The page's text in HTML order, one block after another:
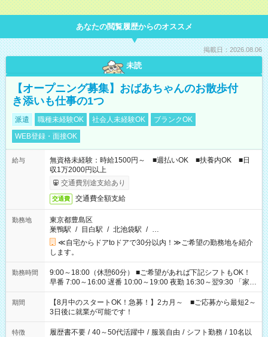
あなたの閲覧履歴からのオススメ
掲載日：2026.08.06
未読
【オープニング募集】おばあちゃんのお散歩付
き添いも仕事の1つ
派遣 職種未経験OK 社会人未経験OK
ブランクOK
WEB登録・面接OK
給与
無資格未経験：時給1500円～ ■週払いOK ■扶養内OK ■日
収1万2000円以上
交通費別途支給あり
交通費 交通費全額支給
勤務地
東京都豊島区
巣鴨駅 / 目白駅 / 北池袋駅 / …
≪自宅からドアtoドアで30分以内！≫ご希望の勤務地を紹介
します。
勤務時間
9:00～18:00（休憩60分） ■ご希望があれば下記シフトもOK！
早番 7:00～16:00 遅番 10:00～19:00 夜勤 16:30～翌9:30 「家族
と休みを合わせたい」 「余裕を持って夕飯の準備がしたい」
「できれば残業はしたくない」 など、ご希望を教えてください
ね。 ※Wワーク希望の方へ 今ご覧のお仕事で希望する勤務時間
と、もう1つのお仕事の勤務時間。 合計で週40時間を超える場
合は応募できません。
期間
【8月中のスタートOK！急募！】2カ月～ ■ご応募から最短2～
3日後に就業が可能です！
特徴 履歴書不要 / 40～50代活躍中 / 服装自由 / シフト勤務 / 10名以